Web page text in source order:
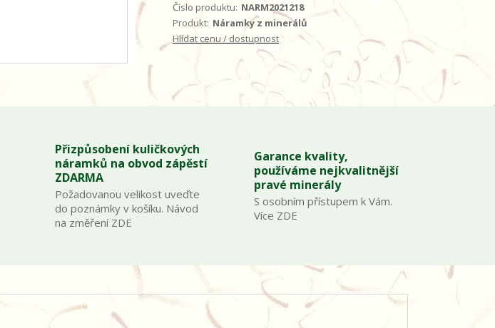
Číslo produktu: NARM2021218
Produkt: Náramky z minerálů
Hlídat cenu / dostupnost
Přizpůsobení kuličkových
náramků na obvod zápěstí
ZDARMA
Požadovanou velikost uveďte
do poznámky v košíku. Návod
na změření ZDE
Garance kvality,
používáme nejkvalitnější
pravé minerály
S osobním přístupem k Vám.
Více ZDE